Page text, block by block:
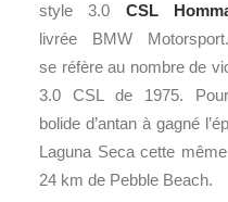
style 3.0 CSL
livrée BMW
se réfère au nombre de
3.0 CSL de 1975.
bolide d’antan à gagné
Laguna Seca cette
24 km de Pebble Beach.